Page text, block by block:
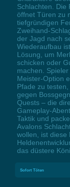
Schlachten. Die
öffnet Türen zu
tiefgründigen
Zweihand-
der Jagd nach
Wiederaufbau
Lösung, um
schicken oder
machen.
Meister-Option
Pfade zu
gegen
Quests – die
Gameplay-
Taktik und
Avalons
wollen, ist diese
das düstere
Sofort Töten